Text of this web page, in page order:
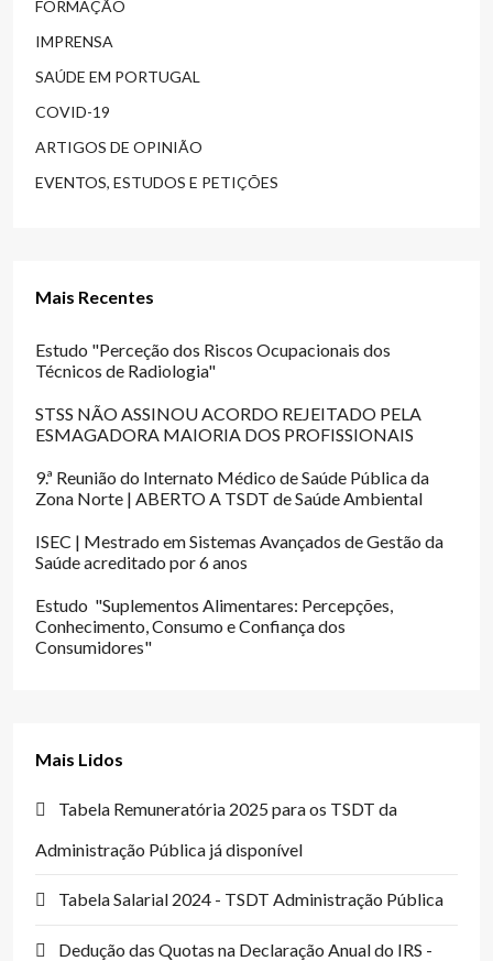
FORMAÇÃO
IMPRENSA
SAÚDE EM PORTUGAL
COVID-19
ARTIGOS DE OPINIÃO
EVENTOS, ESTUDOS E PETIÇÕES
Mais Recentes
Estudo "Perceção dos Riscos Ocupacionais dos
Técnicos de Radiologia"
STSS NÃO ASSINOU ACORDO REJEITADO PELA
ESMAGADORA MAIORIA DOS PROFISSIONAIS
9.ª Reunião do Internato Médico de Saúde Pública da
Zona Norte | ABERTO A TSDT de Saúde Ambiental
ISEC | Mestrado em Sistemas Avançados de Gestão da
Saúde acreditado por 6 anos
Estudo "Suplementos Alimentares: Percepções,
Conhecimento, Consumo e Confiança dos
Consumidores"
Mais Lidos
Tabela Remuneratória 2025 para os TSDT da
Administração Pública já disponível
Tabela Salarial 2024 - TSDT Administração Pública
Dedução das Quotas na Declaração Anual do IRS -